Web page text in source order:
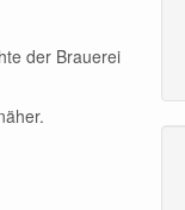
der Brauerei